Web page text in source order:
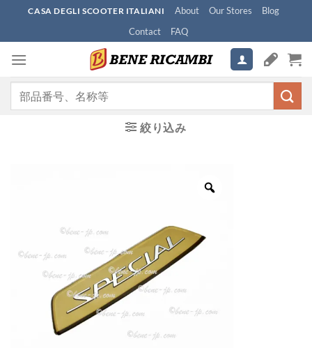
content
CASA DEGLI SCOOTER ITALIANI About Our Stores
Blog
Contact
FAQ
絞り込み